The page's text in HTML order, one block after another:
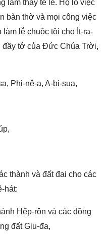
làm thầy tế lễ. Họ lo việc
bàn thờ và mọi công việc
lễ chuộc tội cho Ít-ra-
đầy tớ của Đức Chúa Trời,
Phi-nê-a, A-bi-sua,
thành và đất đai cho các
hát:
Hếp-rôn và các đồng
đất Giu-đa,